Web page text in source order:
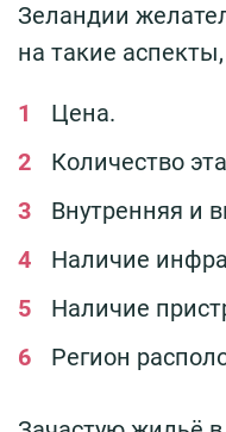
Зеландии
на такие
Цена.
Количество
Внутренняя и
Наличие
Наличие
Регион